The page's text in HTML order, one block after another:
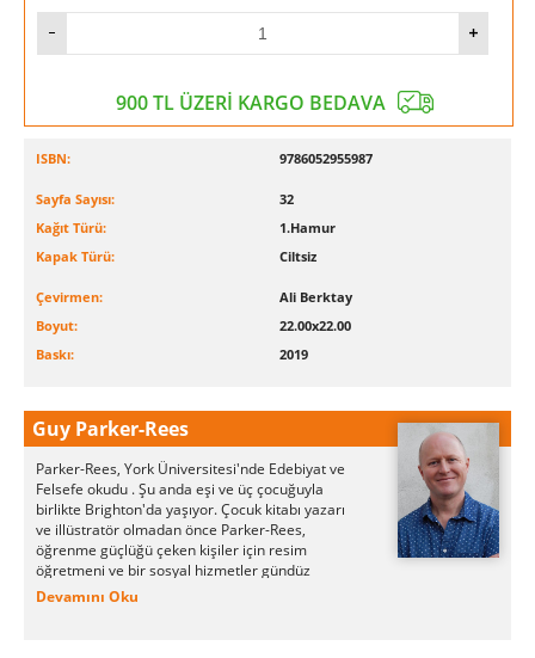
900 TL ÜZERİ KARGO BEDAVA
ISBN: 9786052955987
Sayfa Sayısı:
32
Kağıt Türü:
1.Hamur
Kapak Türü:
Ciltsiz
Çevirmen:
Ali Berktay
Boyut:
22.00x22.00
Baskı:
2019
Guy Parker-Rees
Parker-Rees, York Üniversitesi'nde Edebiyat ve
Felsefe okudu . Şu anda eşi ve üç çocuğuyla
birlikte Brighton'da yaşıyor. Çocuk kitabı yazarı
ve illüstratör olmadan önce Parker-Rees,
öğrenme güçlüğü çeken kişiler için resim
öğretmeni ve bir sosyal hizmetler gündüz
merkezinde sanat terapisti olarak çalıştı. Parker-
Devamını Oku